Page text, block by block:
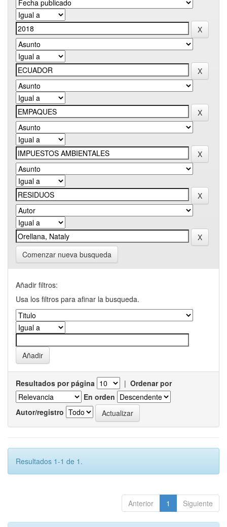
Comenzar nueva busqueda
Añadir filtros:
Usa los filtros para afinar la busqueda.
Resultados por página | Ordenar por
En orden
Autor/registro
Resultados 1-1 de 1.
Anterior 1 Siguiente